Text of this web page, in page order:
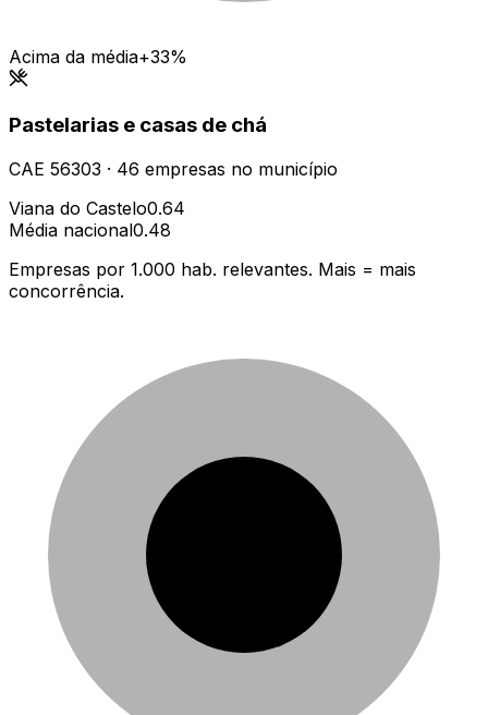
Acima da média+33%
Pastelarias e casas de chá
CAE 56303 · 46 empresas no município
Viana do Castelo0.64
Média nacional0.48
Empresas por 1.000 hab. relevantes. Mais = mais
concorrência.